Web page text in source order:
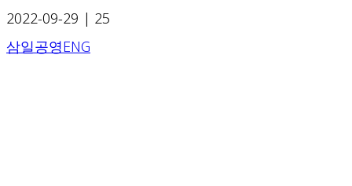
2022-09-29 | 25
삼일공영ENG